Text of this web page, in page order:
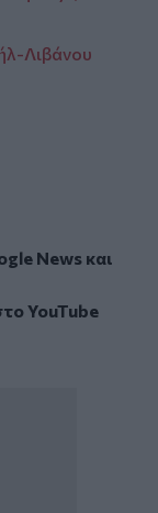
Λιβάνου
Newsκαι
YouTube